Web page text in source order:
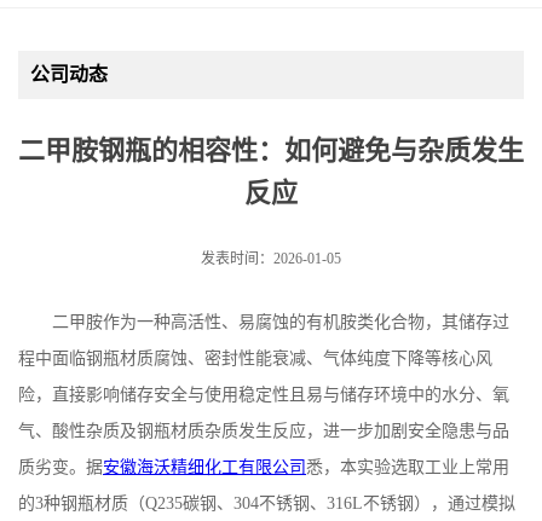
在线留言
公司动态
二甲胺钢瓶的相容性：如何避免与杂质发生
反应
发表时间：2026-01-05
二甲胺作为一种高活性、易腐蚀的有机胺类化合物，其储存过
程中面临钢瓶材质腐蚀、密封性能衰减、气体纯度下降等核心风
险，直接影响储存安全与使用稳定性且易与储存环境中的水分、氧
气、酸性杂质及钢瓶材质杂质发生反应，进一步加剧安全隐患与品
质劣变。据安徽海沃精细化工有限公司 悉，本实验选取工业上常用
的3种钢瓶材质（Q235碳钢、 304不锈钢、 316L不锈钢），通过模拟